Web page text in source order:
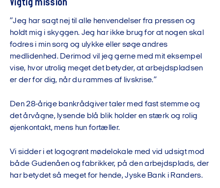
Vigtig mission
”Jeg har sagt nej til alle henvendelser fra pressen og
holdt mig i skyggen. Jeg har ikke brug for at nogen skal
fodres i min sorg og ulykke eller søge andres
medlidenhed. Derimod vil jeg gerne med mit eksempel
vise, hvor utrolig meget det betyder, at arbejdspladsen
er der for dig, når du rammes af livskrise.”
Den 28-årige bankrådgiver taler med fast stemme og
det årvågne, lysende blå blik holder en stærk og rolig
øjenkontakt, mens hun fortæller.
Vi sidder i et logogrønt mødelokale med vid udsigt mod
både Gudenåen og fabrikker, på den arbejdsplads, der
har betydet så meget for hende, Jyske Bank i Randers.